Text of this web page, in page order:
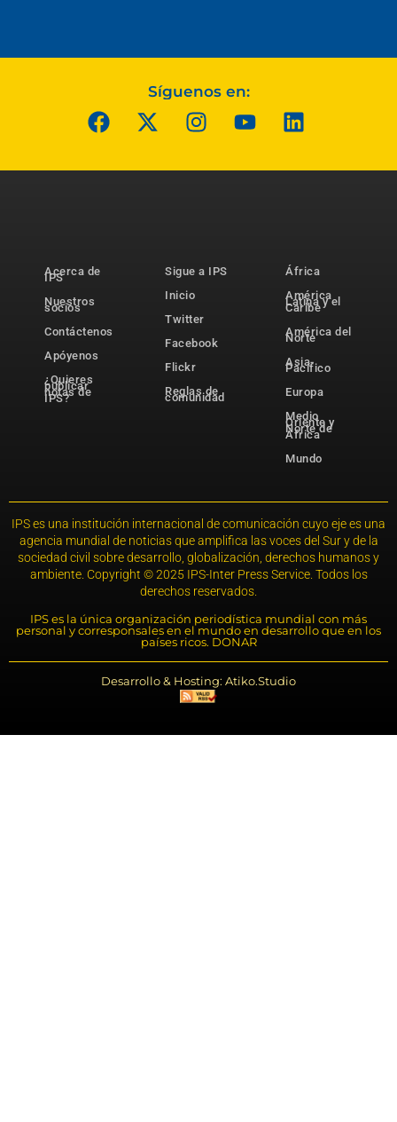
Síguenos en:
Acerca de
IPS
Nuestros
socios
Contáctenos
Apóyenos
¿Quieres
publicar
notas de
IPS?
Sigue a IPS
Inicio
Twitter
Facebook
Flickr
Reglas de
comunidad
África
América
Latina y el
Caribe
América del
Norte
Asia-
Pacífico
Europa
Medio
Oriente y
Norte de
África
Mundo
IPS es una institución internacional de comunicación cuyo eje es una
agencia mundial de noticias que amplifica las voces del Sur y de la
sociedad civil sobre desarrollo, globalización, derechos humanos y
ambiente. Copyright © 2025 IPS-Inter Press Service. Todos los
derechos reservados.
IPS es la única organización periodística mundial con más
personal y corresponsales en el mundo en desarrollo que en los
países ricos. DONAR
Desarrollo & Hosting: Atiko.Studio